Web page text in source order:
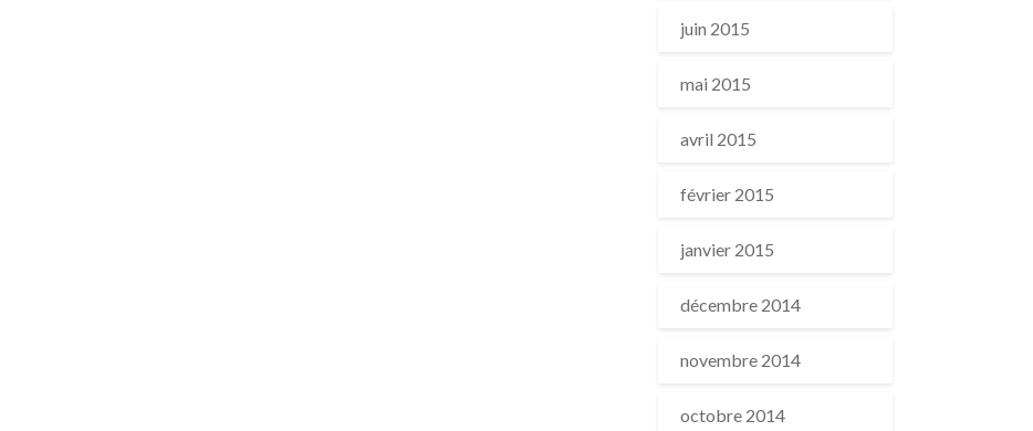
juin 2015
mai 2015
avril 2015
février 2015
janvier 2015
décembre 2014
novembre 2014
octobre 2014